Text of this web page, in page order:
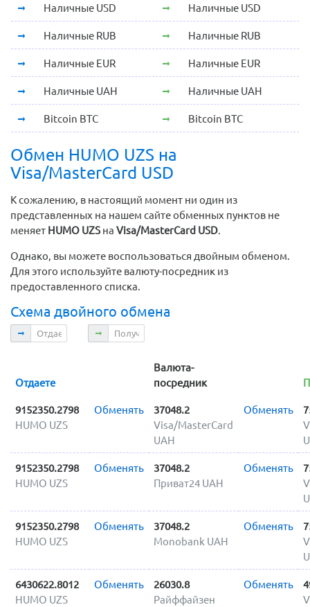
Наличные USD Наличные USD
Наличные RUB Наличные RUB
Наличные EUR Наличные EUR
Наличные UAH Наличные UAH
Bitcoin BTC Bitcoin BTC
Обмен HUMO UZS на
Visa/MasterCard USD
К сожалению, в настоящий момент ни один из
представленных на нашем сайте обменных пунктов не
меняет HUMO UZS на Visa/MasterCard USD.
Однако, вы можете воспользоваться двойным обменом.
Для этого используйте валюту-посредник из
предоставленного списка.
Схема двойного обмена
Отдаете Получаете
Отдаете
Валюта-
посредник
9152350.2798
HUMO UZS
Обменять
37048.2
Visa/MasterCard
UAH
Обменять
9152350.2798
HUMO UZS
Обменять
37048.2
Приват24 UAH
Обменять
9152350.2798
HUMO UZS
Обменять
37048.2
Monobank UAH
Обменять
6430622.8012
HUMO UZS
Обменять
26030.8
Райффайзен
Обменять